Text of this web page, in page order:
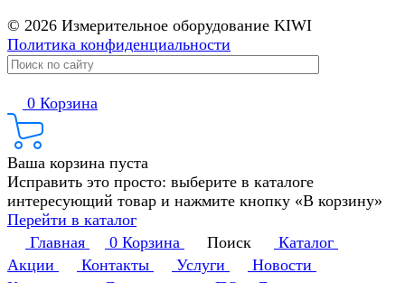
© 2026 Измерительное оборудование KIWI
Политика конфиденциальности
0 Корзина
Ваша корзина пуста
Исправить это просто: выберите в каталоге
интересующий товар и нажмите кнопку «В корзину»
Перейти в каталог
Главная
0 Корзина Поиск
Каталог
Акции
Контакты Услуги
Новости